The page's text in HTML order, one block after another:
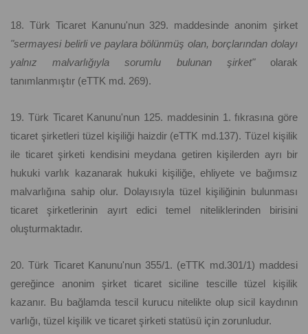
18. Türk Ticaret Kanunu'nun 329. maddesinde anonim şirket
"sermayesi belirli ve paylara bölünmüş olan, borçlarından dolayı
yalnız malvarlığıyla sorumlu bulunan şirket"olarak
tanımlanmıştır (eTTK md. 269).
19. Türk Ticaret Kanunu'nun 125. maddesinin 1. fıkrasına göre
ticaret şirketleri tüzel kişiliği haizdir (eTTK md.137). Tüzel kişilik
ile ticaret şirketi kendisini meydana getiren kişilerden ayrı bir
hukuki varlık kazanarak hukuki kişiliğe, ehliyete ve bağımsız
malvarlığına sahip olur. Dolayısıyla tüzel kişiliğinin bulunması
ticaret şirketlerinin ayırt edici temel niteliklerinden birisini
oluşturmaktadır.
20. Türk Ticaret Kanunu'nun 355/1. (eTTK md.301/1) maddesi
gereğince anonim şirket ticaret siciline tescille tüzel kişilik
kazanır. Bu bağlamda tescil kurucu nitelikte olup sicil kaydının
varlığı, tüzel kişilik ve ticaret şirketi statüsü için zorunludur.